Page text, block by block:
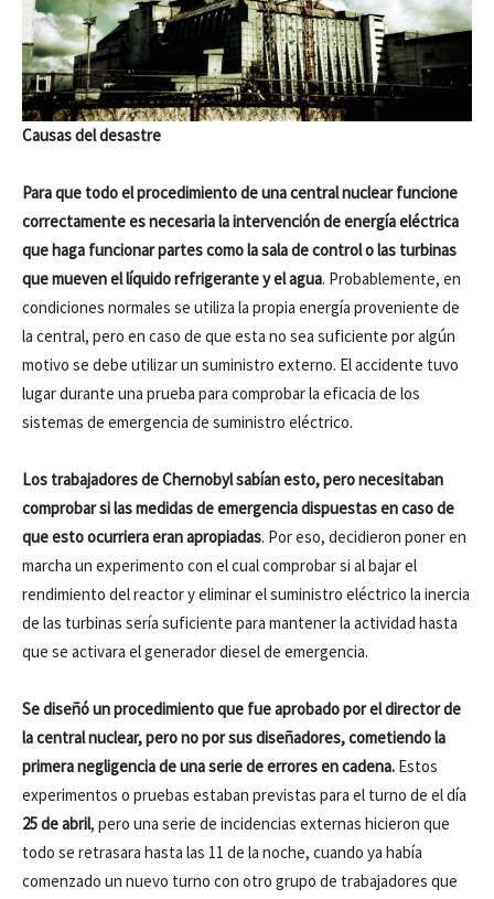
Causas del desastre
Para que todo el procedimiento de una central nuclear funcione
correctamente es necesaria la intervención de energía eléctrica
que haga funcionar partes como la sala de control o las turbinas
que mueven el líquido refrigerante y el agua. Probablemente, en
condiciones normales se utiliza la propia energía proveniente de
la central, pero en caso de que esta no sea suficiente por algún
motivo se debe utilizar un suministro externo. El accidente tuvo
lugar durante una prueba para comprobar la eficacia de los
sistemas de emergencia de suministro eléctrico.
Los trabajadores de Chernobyl sabían esto, pero necesitaban
comprobar si las medidas de emergencia dispuestas en caso de
que esto ocurriera eran apropiadas. Por eso, decidieron poner en
marcha un experimento con el cual comprobar si al bajar el
rendimiento del reactor y eliminar el suministro eléctrico la inercia
de las turbinas sería suficiente para mantener la actividad hasta
que se activara el generador diesel de emergencia.
Se diseñó un procedimiento que fue aprobado por el director de
la central nuclear, pero no por sus diseñadores, cometiendo la
primera negligencia de una serie de errores en cadena. Estos
experimentos o pruebas estaban previstas para el turno de el día
25 de abril, pero una serie de incidencias externas hicieron que
todo se retrasara hasta las 11 de la noche, cuando ya había
comenzado un nuevo turno con otro grupo de trabajadores que